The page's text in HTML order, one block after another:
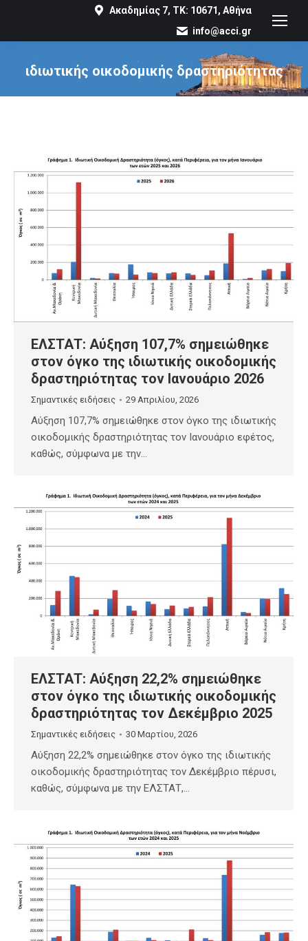
Ακαδημίας 7, ΤΚ: 10671, Αθήνα
info@acci.gr
ιδιωτικής οικοδομικής δραστηριότητας
You are here:
ΕΛΣΤΑΤ: Αύξηση 107,7% σημειώθηκε
στον όγκο της ιδιωτικής οικοδομικής
δραστηριότητας τον Ιανουάριο 2026
Σημαντικές ειδήσεις 29 Απριλίου, 2026
Αύξηση 107,7% σημειώθηκε στον όγκο της ιδιωτικής
οικοδομικής δραστηριότητας τον Ιανουάριο εφέτος,
καθώς, σύμφωνα με την…
ΕΛΣΤΑΤ: Αύξηση 22,2% σημειώθηκε
στον όγκο της ιδιωτικής οικοδομικής
δραστηριότητας τον Δεκέμβριο 2025
Σημαντικές ειδήσεις 30 Μαρτίου, 2026
Αύξηση 22,2% σημειώθηκε στον όγκο της ιδιωτικής
οικοδομικής δραστηριότητας τον Δεκέμβριο πέρυσι,
καθώς, σύμφωνα με την ΕΛΣΤΑΤ,…